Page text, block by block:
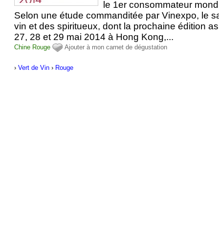
le 1er consommateur
Selon une étude commanditée par Vinexpo, le
vin et des spiritueux, dont la prochaine édition
27, 28 et 29 mai 2014 à Hong Kong,...
Chine Rouge Ajouter à mon carnet de dégustation
›Vert de Vin › Rouge